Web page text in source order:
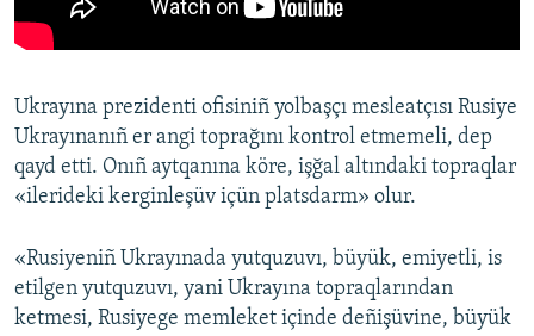
Ukrayına prezidenti ofisiniñ yolbaşçı mesleatçısı Rusiye
Ukrayınanıñ er angi toprağını kontrol etmemeli, dep
qayd etti. Onıñ aytqanına köre, işğal altındaki topraqlar
«ilerideki kerginleşüv içün platsdarm» olur.
«Rusiyeniñ Ukrayınada yutquzuvı, büyük, emiyetli, is
etilgen yutquzuvı, yani Ukrayına topraqlarından
ketmesi, Rusiyege memleket içinde deñişüvine, büyük